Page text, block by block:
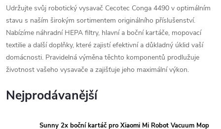
Udržujte svůj robotický vysavač Cecotec Conga 4490 v optimálním
stavu s naším širokým sortimentem originálního příslušenství.
Nabízíme náhradní HEPA filtry, hlavní a boční kartáče, mopovací
textilie a další doplňky, které zajistí efektivní a důkladný úklid vaší
domácnosti. Pravidelná výměna těchto komponentů prodlužuje
životnost vašeho vysavače a zajišťuje jeho maximální výkon.
Nejprodávanější
Sunny 2x boční kartáč pro Xiaomi Mi Robot Vacuum Mop